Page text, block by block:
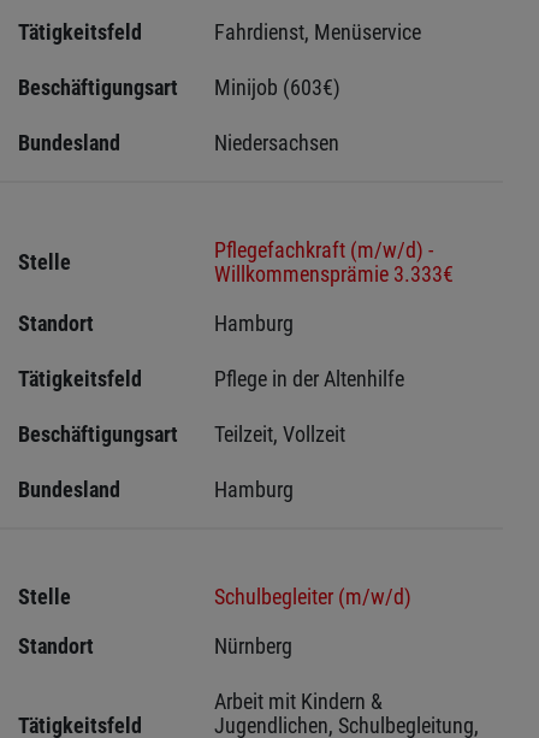
Tätigkeitsfeld Fahrdienst, Menüservice
Beschäftigungsart Minijob (603€)
Bundesland Niedersachsen
Stelle
Pflegefachkraft (m/w/d) -
Willkommensprämie 3.333€
Standort
Hamburg
Tätigkeitsfeld Pflege in der Altenhilfe
Beschäftigungsart Teilzeit, Vollzeit
Bundesland Hamburg
Stelle
Schulbegleiter (m/w/d)
Standort
Nürnberg
Tätigkeitsfeld
Arbeit mit Kindern &
Jugendlichen, Schulbegleitung,